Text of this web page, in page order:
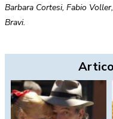
Barbara Cortesi, Fabio
Bravi.